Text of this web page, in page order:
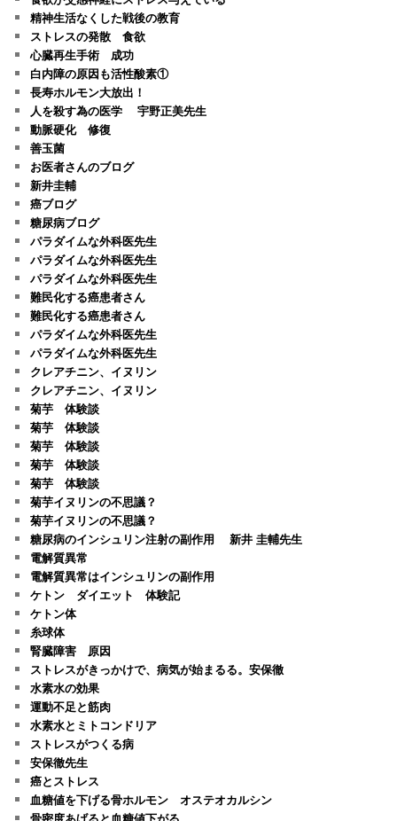
精神生活なくした戦後の教育
ストレスの発散 食欲
心臓再生手術 成功
白内障の原因も活性酸素①
長寿ホルモン大放出！
人を殺す為の医学 宇野正美先生
動脈硬化 修復
善玉菌
お医者さんのブログ
新井圭輔
癌ブログ
糖尿病ブログ
パラダイムな外科医先生
パラダイムな外科医先生
パラダイムな外科医先生
難民化する癌患者さん
難民化する癌患者さん
パラダイムな外科医先生
パラダイムな外科医先生
クレアチニン、イヌリン
クレアチニン、イヌリン
菊芋 体験談
菊芋 体験談
菊芋 体験談
菊芋 体験談
菊芋 体験談
菊芋イヌリンの不思議？
菊芋イヌリンの不思議？
糖尿病のインシュリン注射の副作用 新井 圭輔先生
電解質異常
電解質異常はインシュリンの副作用
ケトン ダイエット 体験記
ケトン体
糸球体
腎臓障害 原因
ストレスがきっかけで、病気が始まるる。安保徹
水素水の効果
運動不足と筋肉
水素水とミトコンドリア
ストレスがつくる病
安保徹先生
癌とストレス
血糖値を下げる骨ホルモン オステオカルシン